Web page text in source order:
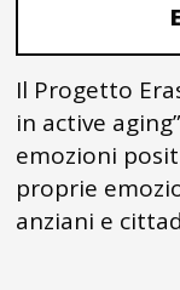
Il Progetto
in active
emozioni
proprie
anziani e